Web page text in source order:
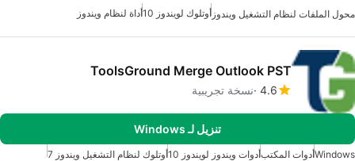
محول الملفات لنظام التشغيل ويندوز أوتلوك لويندوز 10 أداة لنظام ويندوز
ToolsGround Merge Outlook PST
4.6 نسخة تجريبية
تنزيل لـ Windows
Windowsأدوات المكتبأدوات ويندوز لويندوز 10
أوتلوك لنظام التشغيل ويندوز 7